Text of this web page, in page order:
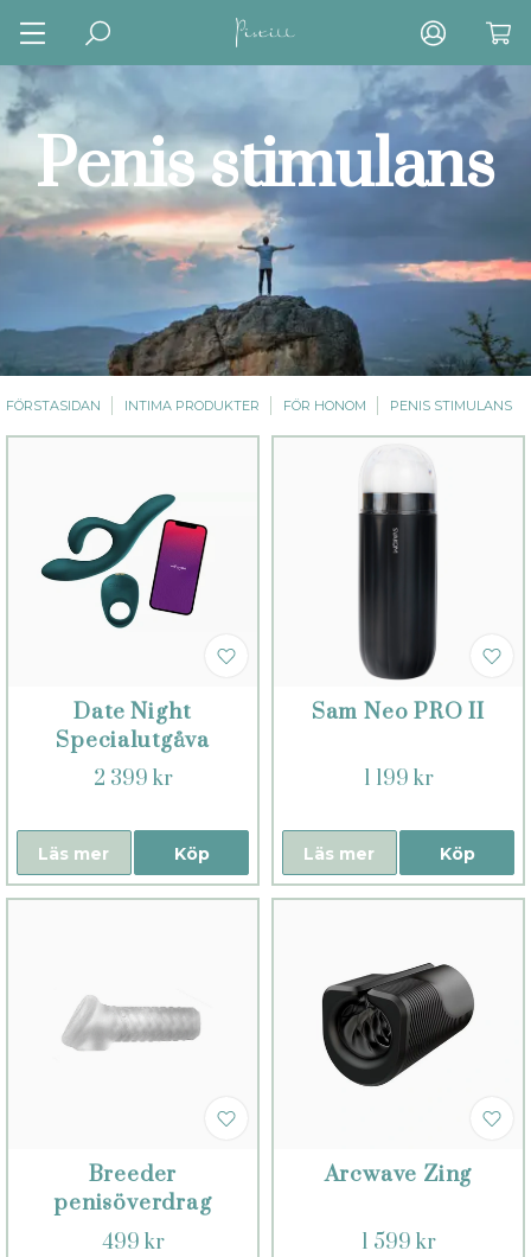
Penis stimulans
FÖRSTASIDAN INTIMA PRODUKTER FÖR HONOM PENIS STIMULANS
Date Night
Specialutgåva
2 399 kr
Köp
Läs mer
Sam Neo PRO II
1 199 kr
Köp
Läs mer
Breeder
penisöverdrag
499 kr
Arcwave Zing
1 599 kr